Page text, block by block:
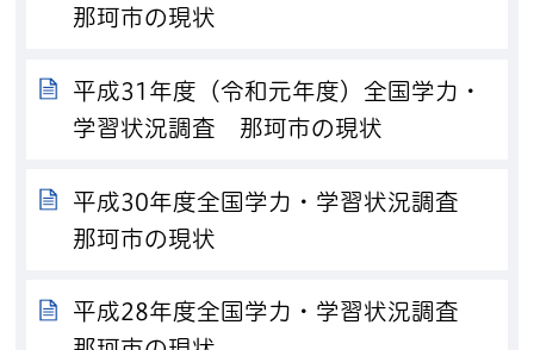
那珂市の現状
平成31年度（令和元年度）全国学力・
学習状況調査 那珂市の現状
平成30年度全国学力・学習状況調査
那珂市の現状
平成28年度全国学力・学習状況調査